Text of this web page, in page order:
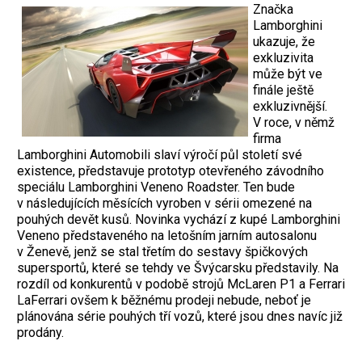
Značka
Lamborghini
ukazuje, že
exkluzivita
může být ve
finále ještě
exkluzivnější.
V roce, v němž
firma
Lamborghini Automobili slaví výročí půl století své
existence, představuje prototyp otevřeného závodního
speciálu Lamborghini Veneno Roadster. Ten bude
v následujících měsících vyroben v sérii omezené na
pouhých devět kusů. Novinka vychází z kupé Lamborghini
Veneno představeného na letošním jarním autosalonu
v Ženevě, jenž se stal třetím do sestavy špičkových
supersportů, které se tehdy ve Švýcarsku představily. Na
rozdíl od konkurentů v podobě strojů McLaren P1 a Ferrari
LaFerrari ovšem k běžnému prodeji nebude, neboť je
plánována série pouhých tří vozů, které jsou dnes navíc již
prodány.